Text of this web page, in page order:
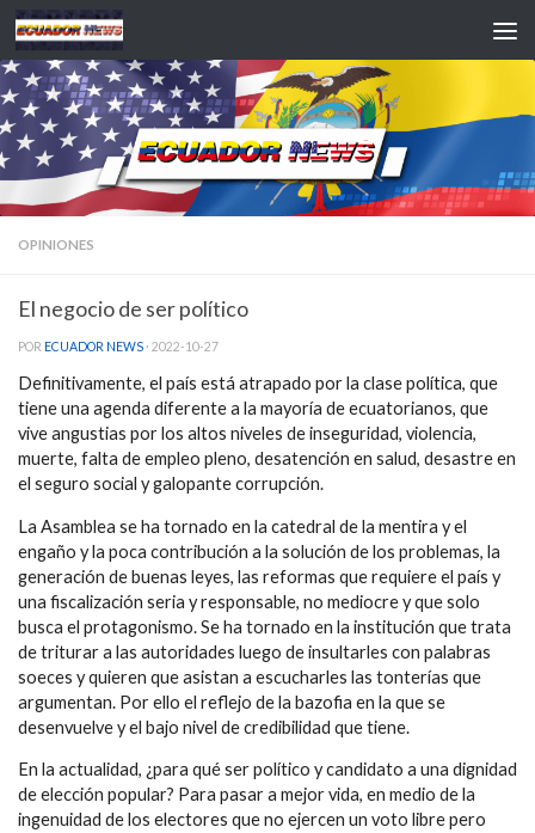
Saltar al contenido
OPINIONES
El negocio de ser político
POR ECUADOR NEWS · 2022-10-27
Definitivamente, el país está atrapado por la clase política, que
tiene una agenda diferente a la mayoría de ecuatorianos, que
vive angustias por los altos niveles de inseguridad, violencia,
muerte, falta de empleo pleno, desatención en salud, desastre en
el seguro social y galopante corrupción.
La Asamblea se ha tornado en la catedral de la mentira y el
engaño y la poca contribución a la solución de los problemas, la
generación de buenas leyes, las reformas que requiere el país y
una fiscalización seria y responsable, no mediocre y que solo
busca el protagonismo. Se ha tornado en la institución que trata
de triturar a las autoridades luego de insultarles con palabras
soeces y quieren que asistan a escucharles las tonterías que
argumentan. Por ello el reflejo de la bazofia en la que se
desenvuelve y el bajo nivel de credibilidad que tiene.
En la actualidad, ¿para qué ser político y candidato a una dignidad
de elección popular? Para pasar a mejor vida, en medio de la
ingenuidad de los electores que no ejercen un voto libre pero